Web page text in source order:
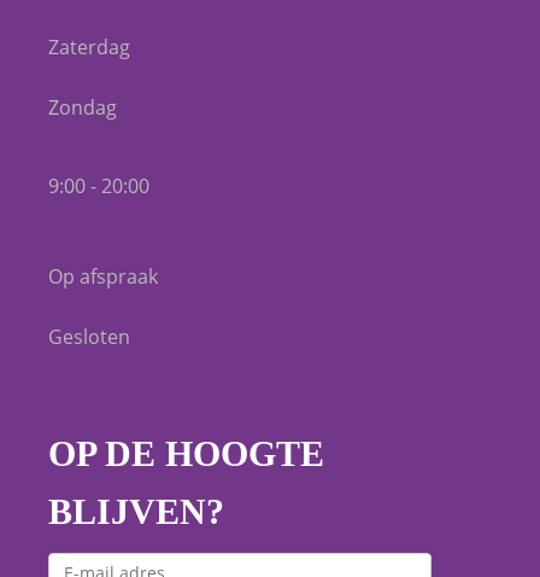
Zaterdag
Zondag
9:00 - 20:00
Op afspraak
Gesloten
OP DE HOOGTE
BLIJVEN?